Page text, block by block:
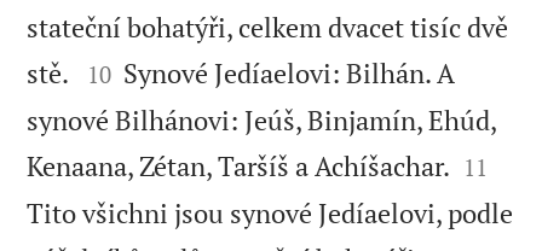
stateční bohatýři, celkem dvacet tisíc dvě
stě.


10 Synové Jedíaelovi: Bilhán. A
synové Bilhánovi: Jeúš, Binjamín, Ehúd,
Kenaana, Zétan, Taršíš a Achíšachar. 

11
Tito všichni jsou synové Jedíaelovi, podle